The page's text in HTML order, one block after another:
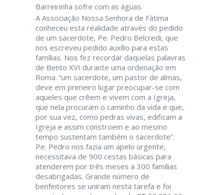
Barreirinha sofre com as águas.
A Associação Nossa Senhora de Fátima
conheceu esta realidade através do pedido
de um sacerdote, Pe. Pedro Belcredi, que
nos escreveu pedido auxílio para estas
famílias. Nos fez recordar daquelas palavras
de Bento XVI durante uma ordenação em
Roma: “um sacerdote, um pastor de almas,
deve em primeiro lugar preocupar-se com
aqueles que crêem e vivem com a Igreja,
que nela procuram o caminho da vida e que,
por sua vez, como pedras vivas, edificam a
Igreja e assim constroem e ao mesmo
tempo sustentam também o sacerdote”.
Pe. Pedro nos fazia um apelo urgente,
necessitava de 900 cestas básicas para
atenderem por três meses a 300 famílias
desabrigadas. Grande número de
benfeitores se uniram nesta tarefa e foi